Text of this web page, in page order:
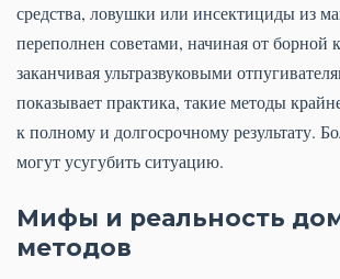
средства, ловушки или инсектициды из
переполнен советами, начиная от борной
заканчивая ультразвуковыми
показывает практика, такие методы
к полному и долгосрочному результату.
могут усугубить ситуацию.
Мифы и реальность
методов